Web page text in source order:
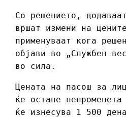
Со решението,
вршат измени на
применуваат кога
објави во „Службен
во сила.
Цената на пасош за
ќе остане
ќе изнесува 1 500